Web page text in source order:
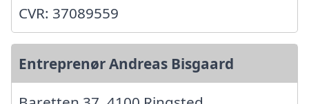
CVR: 37089559
Entreprenør Andreas Bisgaard